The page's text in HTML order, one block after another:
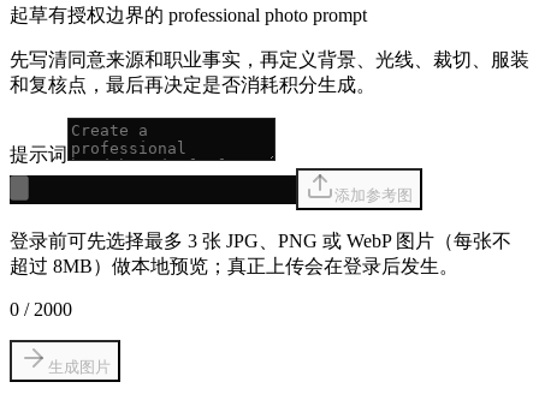
起草有授权边界的 professional photo prompt
先写清同意来源和职业事实，再定义背景、光线、裁切、服装
和复核点，最后再决定是否消耗积分生成。
提示词
添加参考图
登录前可先选择最多 3 张 JPG、PNG 或 WebP 图片（每张不
超过 8MB）做本地预览；真正上传会在登录后发生。
0 / 2000
生成图片